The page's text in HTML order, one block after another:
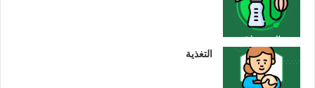
التغذية